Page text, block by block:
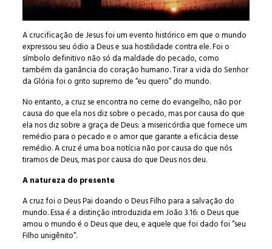
A crucificação de Jesus foi um evento histórico em que o mundo
expressou seu ódio a Deus e sua hostilidade contra ele. Foi o
símbolo definitivo não só da maldade do pecado, como
também da ganância do coração humano. Tirar a vida do Senhor
da Glória foi o grito supremo de “eu quero” do mundo.
No entanto, a cruz se encontra no cerne do evangelho, não por
causa do que ela nos diz sobre o pecado, mas por causa do que
ela nos diz sobre a graça de Deus: a misericórdia que fornece um
remédio para o pecado e o amor que garante a eficácia desse
remédio. A cruz é uma boa notícia não por causa do que nós
tiramos de Deus, mas por causa do que Deus nos deu.
A natureza do presente
A cruz foi o Deus Pai doando o Deus Filho para a salvação do
mundo. Essa é a distinção introduzida em João 3.16: o Deus que
amou o mundo é o Deus que deu, e aquele que foi dado foi “seu
Filho unigênito”.